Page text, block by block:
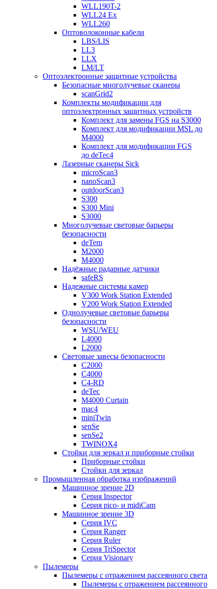
WLL190T-2
WLL24 Ex
WLL260
Оптоволоконные кабели
LBS/LIS
LL3
LLX
LM/LT
Оптоэлектронные защитные устройства
Безопасные многолучевые сканеры
scanGrid2
Комплекты модификации для
оптоэлектронных защитных устройств
Комплект для замены FGS на S3000
Комплект для модификации MSL до
M4000
Комплект для модификации FGS
до deTec4
Лазерные сканеры Sick
microScan3
nanoScan3
outdoorScan3
S300
S300 Mini
S3000
Многолучевые световые барьеры
безопасности
deTem
M2000
M4000
Надёжные радарные датчики
safeRS
Надежные системы камер
V300 Work Station Extended
V200 Work Station Extended
Однолучевые световые барьеры
безопасности
WSU/WEU
L4000
L2000
Световые завесы безопасности
C2000
C4000
C4-RD
deTec
M4000 Curtain
mac4
miniTwin
senSe
senSe2
TWINOX4
Стойки для зеркал и приборные стойки
Приборные стойки
Стойки для зеркал
Промышленная обработка изображений
Машинное зрение 2D
Серия Inspector
Серия pico- и midiCam
Машинное зрение 3D
Серия IVC
Серия Ranger
Серия Ruler
Серия TriSpector
Серия Visionary
Пылемеры
Пылемеры с отражением рассеянного света
Пылемеры с отражением рассеянного